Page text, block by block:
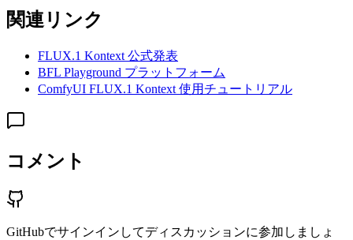
関連リンク
FLUX.1 Kontext 公式発表
BFL Playground プラットフォーム
ComfyUI FLUX.1 Kontext 使用チュートリアル
コメント
GitHubでサインインしてディスカッションに参加しましょ